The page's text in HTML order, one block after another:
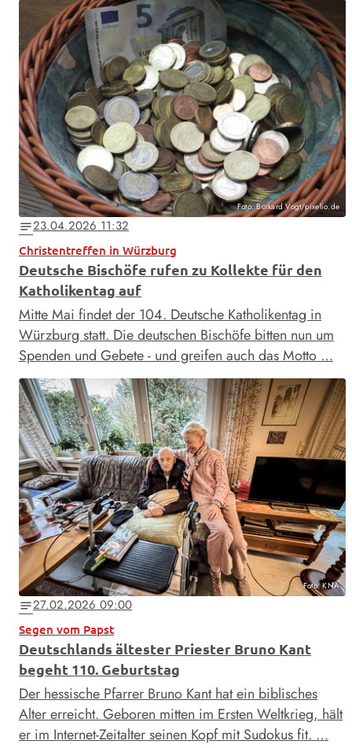
Foto: Burkard Vogt/pixelio.de
notes23.04.2026 11:32
Christentreffen in Würzburg
Deutsche Bischöfe rufen zu Kollekte für den
Katholikentag auf
Mitte Mai findet der 104. Deutsche Katholikentag in
Würzburg statt. Die deutschen Bischöfe bitten nun um
Spenden und Gebete - und greifen auch das Motto …
Foto: KNA
notes27.02.2026 09:00
Segen vom Papst
Deutschlands ältester Priester Bruno Kant
begeht 110. Geburtstag
Der hessische Pfarrer Bruno Kant hat ein biblisches
Alter erreicht. Geboren mitten im Ersten Weltkrieg, hält
er im Internet-Zeitalter seinen Kopf mit Sudokus fit. …